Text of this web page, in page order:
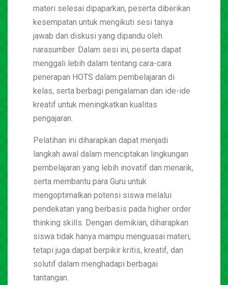
materi selesai dipaparkan, peserta diberikan
kesempatan untuk mengikuti sesi tanya
jawab dan diskusi yang dipandu oleh
narasumber. Dalam sesi ini, peserta dapat
menggali lebih dalam tentang cara-cara
penerapan HOTS dalam pembelajaran di
kelas, serta berbagi pengalaman dan ide-ide
kreatif untuk meningkatkan kualitas
pengajaran.
Pelatihan ini diharapkan dapat menjadi
langkah awal dalam menciptakan lingkungan
pembelajaran yang lebih inovatif dan menarik,
serta membantu para Guru untuk
mengoptimalkan potensi siswa melalui
pendekatan yang berbasis pada higher order
thinking skills. Dengan demikian, diharapkan
siswa tidak hanya mampu menguasai materi,
tetapi juga dapat berpikir kritis, kreatif, dan
solutif dalam menghadapi berbagai
tantangan.